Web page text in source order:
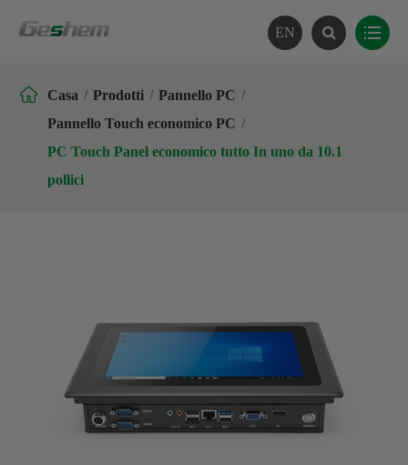
EN
 Casa Prodotti
Pannello PC
Pannello Touch economico PC
PC Touch Panel economico tutto In uno da 10.1
pollici